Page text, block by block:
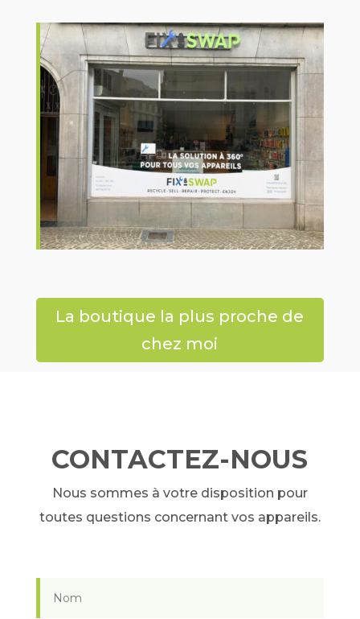
La boutique la plus proche de
chez moi
CONTACTEZ-NOUS
Nous sommes à votre disposition pour
toutes questions concernant vos appareils.